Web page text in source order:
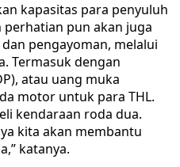
kapasitas para penyuluh
pun akan juga
pengayoman, melalui
Termasuk dengan
atau uang muka
motor untuk para THL.
kendaraan roda dua.
kita akan membantu
katanya.